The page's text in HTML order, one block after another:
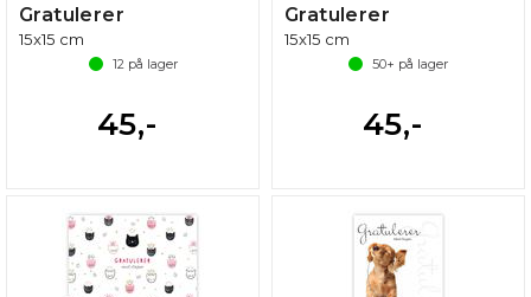
Gratulerer
15x15 cm
12på lager
45,-
Gratulerer
15x15 cm
50+ på lager
45,-